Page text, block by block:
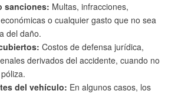
sanciones: Multas, infracciones,
o cualquier gasto que no sea
del daño.
Costos de defensa jurídica,
derivados del accidente, cuando no
del vehículo: En algunos casos, los